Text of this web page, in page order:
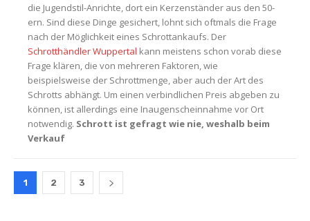
die Jugendstil-Anrichte, dort ein Kerzenständer aus den 50-
ern. Sind diese Dinge gesichert, lohnt sich oftmals die Frage
nach der Möglichkeit eines Schrottankaufs. Der
Schrotthändler Wuppertal kann meistens schon vorab diese
Frage klären, die von mehreren Faktoren, wie
beispielsweise der Schrottmenge, aber auch der Art des
Schrotts abhängt. Um einen verbindlichen Preis abgeben zu
können, ist allerdings eine Inaugenscheinnahme vor Ort
notwendig. Schrott ist gefragt wie nie, weshalb beim
Verkauf
1 2 3